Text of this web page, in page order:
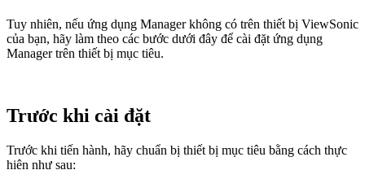
Tuy nhiên, nếu ứng dụng Manager không có trên thiết bị ViewSonic
của bạn, hãy làm theo các bước dưới đây để cài đặt ứng dụng
Manager trên thiết bị mục tiêu.
Trước khi cài đặt
Trước khi tiến hành, hãy chuẩn bị thiết bị mục tiêu bằng cách thực
hiện như sau: